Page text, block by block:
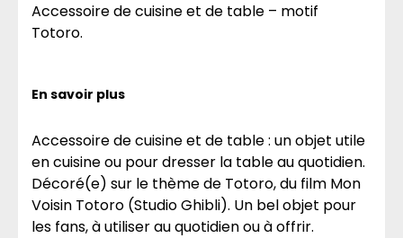
Accessoire de cuisine et de table – motif
Totoro.
En savoir plus
Accessoire de cuisine et de table : un objet utile
en cuisine ou pour dresser la table au quotidien.
Décoré(e) sur le thème de Totoro, du film Mon
Voisin Totoro (Studio Ghibli). Un bel objet pour
les fans, à utiliser au quotidien ou à offrir.